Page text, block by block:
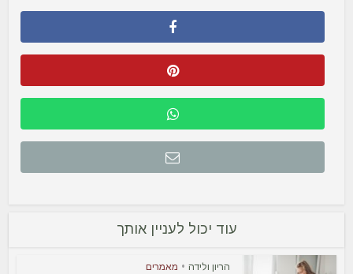
עוד יכול לעניין אותך
הריון ולידה • מאמרים